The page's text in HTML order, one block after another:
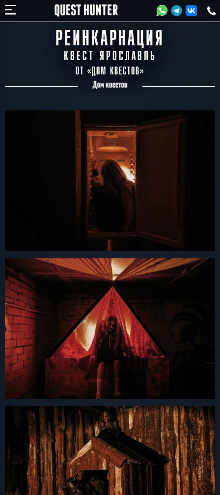
РЕИНКАРНАЦИЯ
КВЕСТ ЯРОСЛАВЛЬ
ОТ «ДОМ КВЕСТОВ»